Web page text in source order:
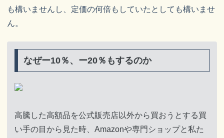
も構いませんし、定価の何倍もしていたとしても構いませ
ん。
なぜー10％、ー20％もするのか
高騰した高額品を公式販売店以外から買おうとする買
い手の目から見た時、Amazonや専門ショップと私た